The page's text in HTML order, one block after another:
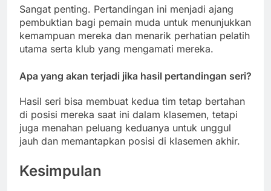
Sangat penting. Pertandingan ini menjadi ajang
pembuktian bagi pemain muda untuk menunjukkan
kemampuan mereka dan menarik perhatian pelatih
utama serta klub yang mengamati mereka.
Apa yang akan terjadi jika hasil pertandingan seri?
Hasil seri bisa membuat kedua tim tetap bertahan
di posisi mereka saat ini dalam klasemen, tetapi
juga menahan peluang keduanya untuk unggul
jauh dan memantapkan posisi di klasemen akhir.
Kesimpulan